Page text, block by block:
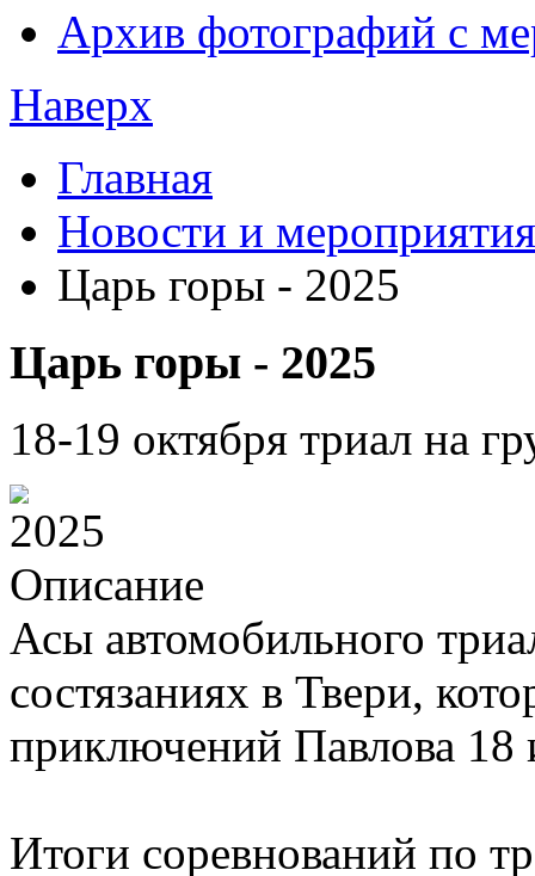
Архив фотографий с
Наверх
Главная
Новости и мероприятия
Царь горы - 2025
Царь горы - 2025
18-19 октября триал на
Описание
Асы автомобильного
состязаниях в Твери,
приключений Павлова 18
Итоги соревнований по